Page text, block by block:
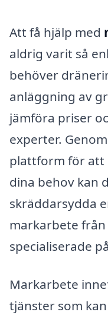
Att få hjälp med
aldrig varit så
behöver
anläggning av
jämföra priser
experter.
plattform för att
dina behov kan
skräddarsydda
markarbete
specialiserade
Markarbete
tjänster som